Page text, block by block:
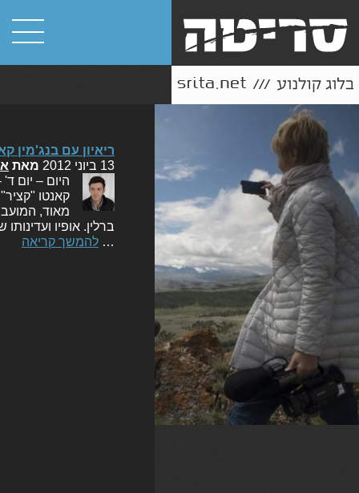
ריאיון עם בנג'מין
13 ביוני 2012
מאת
מאוד,
ברלין. אופיו
… להמשך קריאה